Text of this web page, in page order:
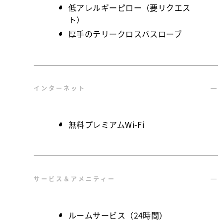
低アレルギーピロー（要リクエス
ト）
厚手のテリークロスバスローブ
インターネット
無料プレミアムWi-Fi
サービス＆アメニティー
ルームサービス（24時間）